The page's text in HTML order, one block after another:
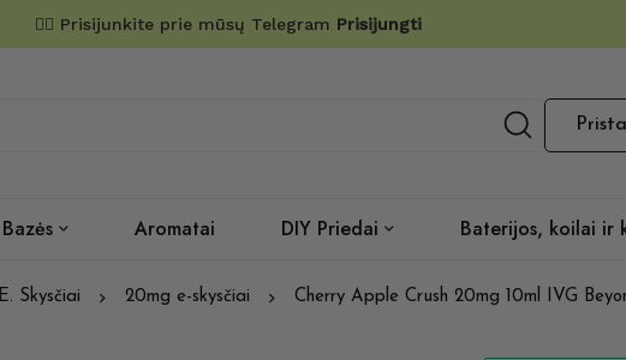
✌🏼 Prisijunkite prie mūsų Telegram Prisijungti
Bazės Aromatai DIY Priedai Baterijos, koilai ir
E. Skysčiai 20mg e-skysčiai Cherry Apple Crush 20mg 10ml IVG